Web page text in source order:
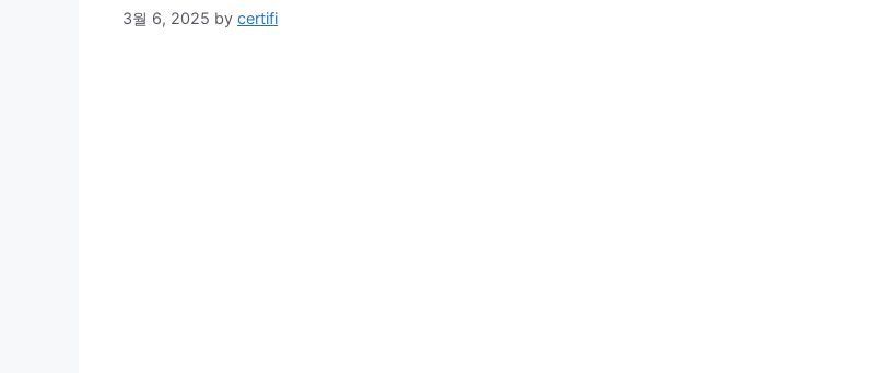
3월 6, 2025 by certifi